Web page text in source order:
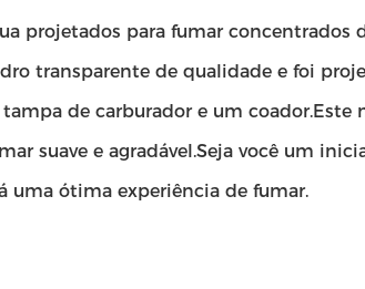
projetados para fumar concentrados
transparente de qualidade e foi
de carburador e um coador.Este
suave e agradável.Seja você um
uma ótima experiência de fumar.